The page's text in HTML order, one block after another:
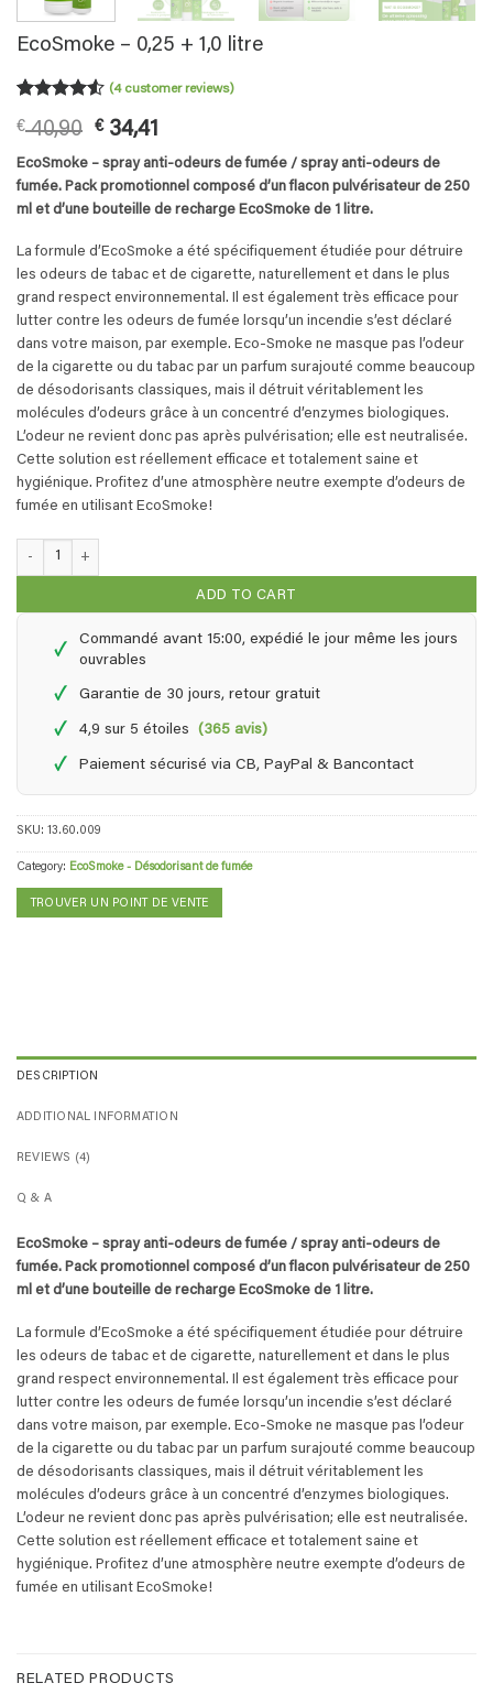
EcoSmoke – 0,25 + 1,0 litre
out of 5
customer
ratings
(4customer reviews)
€40,90 Original
was:
€ 40,90.
€34,41
price
is:
€ 34,41.
EcoSmoke – spray anti-odeurs de fumée / spray anti-odeurs de
fumée. Pack promotionnel composé d’un flacon pulvérisateur de 250
ml et d’une bouteille de recharge EcoSmoke de 1 litre.
La formule d’EcoSmoke a été spécifiquement étudiée pour détruire
les odeurs de tabac et de cigarette, naturellement et dans le plus
grand respect environnemental. Il est également très efficace pour
lutter contre les odeurs de fumée lorsqu’un incendie s’est déclaré
dans votre maison, par exemple. Eco-Smoke ne masque pas l’odeur
de la cigarette ou du tabac par un parfum surajouté comme beaucoup
de désodorisants classiques, mais il détruit véritablement les
molécules d’odeurs grâce à un concentré d’enzymes biologiques.
L’odeur ne revient donc pas après pulvérisation; elle est neutralisée.
Cette solution est réellement efficace et totalement saine et
hygiénique. Profitez d’une atmosphère neutre exempte d’odeurs de
fumée en utilisant EcoSmoke!
EcoSmoke - 0,25 + 1,0 litre quantity
ADD TO CART
✓
Commandé avant 15:00, expédié le jour même les jours
ouvrables
✓ Garantie de 30 jours, retour gratuit
✓ 4,9 sur 5 étoiles(365 avis)
✓ Paiement sécurisé via CB, PayPal & Bancontact
SKU: 13.60.009
Category: EcoSmoke - Désodorisant de fumée
TROUVER UN POINT DE VENTE
DESCRIPTION
ADDITIONAL INFORMATION
REVIEWS (4)
Q & A
EcoSmoke – spray anti-odeurs de fumée / spray anti-odeurs de
fumée. Pack promotionnel composé d’un flacon pulvérisateur de 250
ml et d’une bouteille de recharge EcoSmoke de 1 litre.
La formule d’EcoSmoke a été spécifiquement étudiée pour détruire
les odeurs de tabac et de cigarette, naturellement et dans le plus
grand respect environnemental. Il est également très efficace pour
lutter contre les odeurs de fumée lorsqu’un incendie s’est déclaré
dans votre maison, par exemple. Eco-Smoke ne masque pas l’odeur
de la cigarette ou du tabac par un parfum surajouté comme beaucoup
de désodorisants classiques, mais il détruit véritablement les
molécules d’odeurs grâce à un concentré d’enzymes biologiques.
L’odeur ne revient donc pas après pulvérisation; elle est neutralisée.
Cette solution est réellement efficace et totalement saine et
hygiénique. Profitez d’une atmosphère neutre exempte d’odeurs de
fumée en utilisant EcoSmoke!
RELATED PRODUCTS